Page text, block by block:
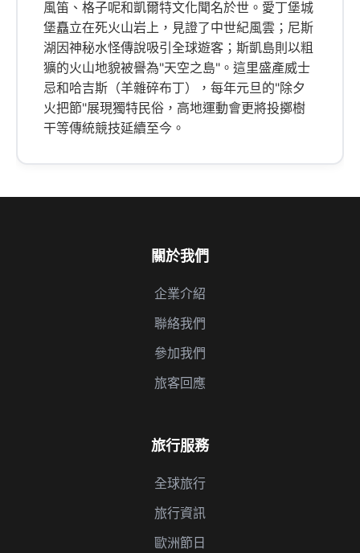
風笛、格子呢和凱爾特文化聞名於世。愛丁堡城
堡矗立在死火山岩上，見證了中世紀風雲；尼斯
湖因神秘水怪傳說吸引全球遊客；斯凱島則以粗
獷的火山地貌被譽為"天空之島"。這里盛產威士
忌和哈吉斯（羊雜碎布丁），每年元旦的"除夕
火把節"展現獨特民俗，高地運動會更將投擲樹
干等傳統競技延續至今。
關於我們
企業介紹
聯絡我們
參加我們
旅客回應
旅行服務
全球旅行
旅行資訊
歐洲節日